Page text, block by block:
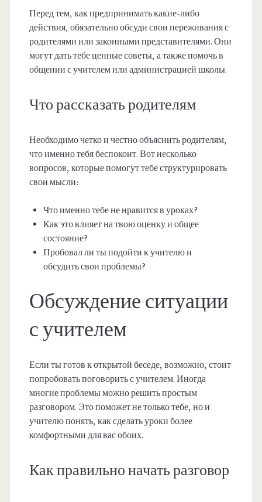
Перед тем, как предпринимать какие-либо
действия, обязательно обсуди свои переживания с
родителями или законными представителями. Они
могут дать тебе ценные советы, а также помочь в
общении с учителем или администрацией школы.
Что рассказать родителям
Необходимо четко и честно объяснить родителям,
что именно тебя беспокоит. Вот несколько
вопросов, которые помогут тебе структурировать
свои мысли:
Что именно тебе не нравится в уроках?
Как это влияет на твою оценку и общее
состояние?
Пробовал ли ты подойти к учителю и
обсудить свои проблемы?
Обсуждение ситуации
с учителем
Если ты готов к открытой беседе, возможно, стоит
попробовать поговорить с учителем. Иногда
многие проблемы можно решить простым
разговором. Это поможет не только тебе, но и
учителю понять, как сделать уроки более
комфортными для вас обоих.
Как правильно начать разговор